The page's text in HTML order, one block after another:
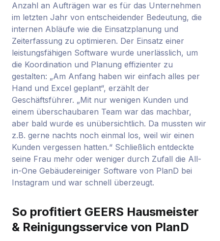
Anzahl an Aufträgen war es für das Unternehmen
im letzten Jahr von entscheidender Bedeutung, die
internen Abläufe wie die Einsatzplanung und
Zeiterfassung zu optimieren. Der Einsatz einer
leistungsfähigen Software wurde unerlässlich, um
die Koordination und Planung effizienter zu
gestalten: „Am Anfang haben wir einfach alles per
Hand und Excel geplant“, erzählt der
Geschäftsführer. „Mit nur wenigen Kunden und
einem überschaubaren Team war das machbar,
aber bald wurde es unübersichtlich. Da mussten wir
z.B. gerne nachts noch einmal los, weil wir einen
Kunden vergessen hatten.“ Schließlich entdeckte
seine Frau mehr oder weniger durch Zufall die All-
in-One Gebäudereiniger Software von PlanD bei
Instagram und war schnell überzeugt.
So profitiert GEERS Hausmeister
& Reinigungsservice von PlanD